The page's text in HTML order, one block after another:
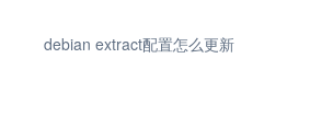
debian extract配置怎么更新